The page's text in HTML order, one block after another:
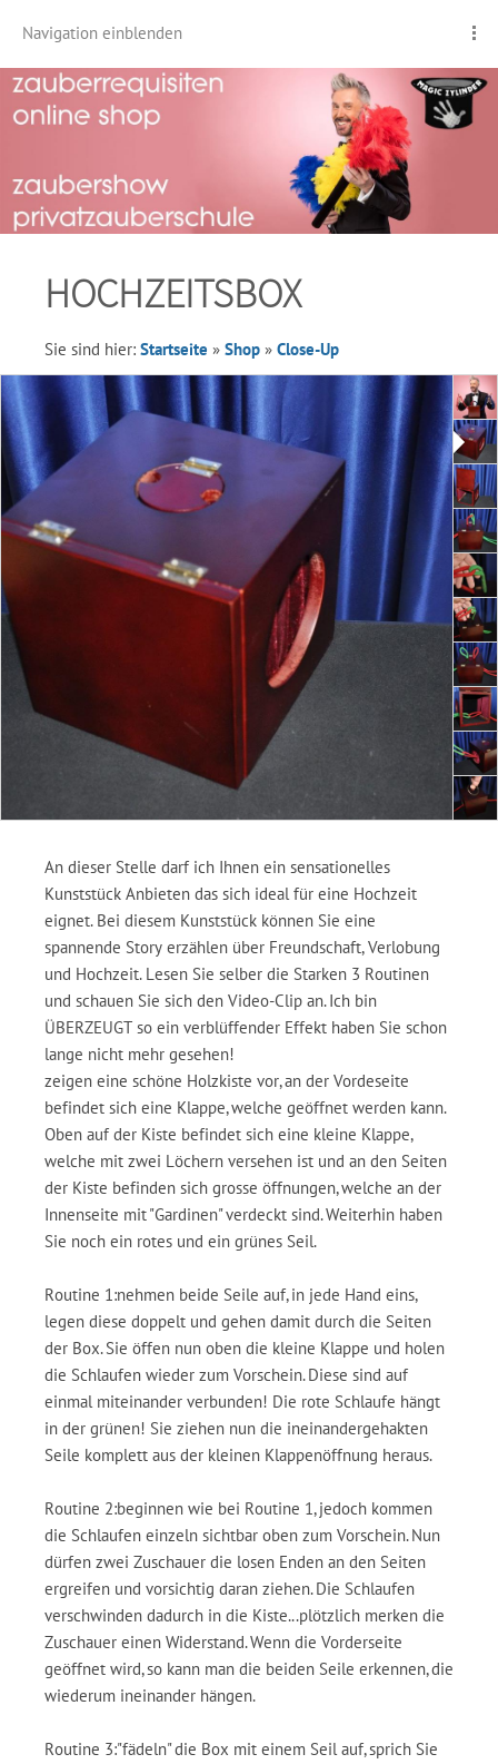
Navigation einblenden
HOCHZEITSBOX
Sie sind hier: Startseite » Shop » Close-Up
An dieser Stelle darf ich Ihnen ein sensationelles
Kunststück Anbieten das sich ideal für eine Hochzeit
eignet. Bei diesem Kunststück können Sie eine
spannende Story erzählen über Freundschaft, Verlobung
und Hochzeit. Lesen Sie selber die Starken 3 Routinen
und schauen Sie sich den Video-Clip an. Ich bin
ÜBERZEUGT so ein verblüffender Effekt haben Sie schon
lange nicht mehr gesehen!
zeigen eine schöne Holzkiste vor, an der Vordeseite
befindet sich eine Klappe, welche geöffnet werden kann.
Oben auf der Kiste befindet sich eine kleine Klappe,
welche mit zwei Löchern versehen ist und an den Seiten
der Kiste befinden sich grosse öffnungen, welche an der
Innenseite mit "Gardinen" verdeckt sind. Weiterhin haben
Sie noch ein rotes und ein grünes Seil.
Routine 1:nehmen beide Seile auf, in jede Hand eins,
legen diese doppelt und gehen damit durch die Seiten
der Box. Sie öffen nun oben die kleine Klappe und holen
die Schlaufen wieder zum Vorschein. Diese sind auf
einmal miteinander verbunden! Die rote Schlaufe hängt
in der grünen! Sie ziehen nun die ineinandergehakten
Seile komplett aus der kleinen Klappenöffnung heraus.
Routine 2:beginnen wie bei Routine 1, jedoch kommen
die Schlaufen einzeln sichtbar oben zum Vorschein. Nun
dürfen zwei Zuschauer die losen Enden an den Seiten
ergreifen und vorsichtig daran ziehen. Die Schlaufen
verschwinden dadurch in die Kiste...plötzlich merken die
Zuschauer einen Widerstand. Wenn die Vorderseite
geöffnet wird, so kann man die beiden Seile erkennen, die
wiederum ineinander hängen.
Routine 3:"fädeln" die Box mit einem Seil auf, sprich Sie